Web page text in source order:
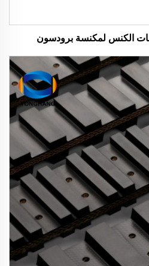
الكنس لمكنسة برودسون